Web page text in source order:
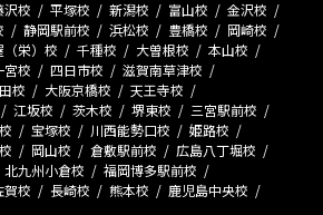
沢校 平塚校 新潟校 富山校
金沢校
静岡駅前校 浜松校 豊橋校
岡崎校
（栄）校 千種校 大曽根校
本山校
宮校 四日市校
滋賀南草津校
校 大阪京橋校
天王寺校
江坂校 茨木校 堺東校
三宮駅前校
宝塚校 川西能勢口校
姫路校
岡山校 倉敷駅前校
広島八丁堀校
北九州小倉校
福岡博多駅前校
賀校 長崎校 熊本校
鹿児島中央校